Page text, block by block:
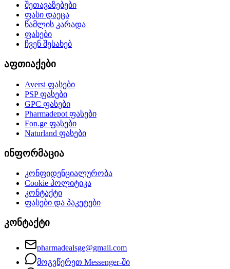
შეთავაზებები
ფასი დაეცა
წამლის კარადა
ფასები
ჩვენ შესახებ
აფთიაქები
Aversi ფასები
PSPფასები
GPC ფასები
Pharmadepot ფასები
Fon.ge ფასები
Naturland ფასები
ინფორმაცია
კონფიდენციალურობა
Cookie პოლიტიკა
კონტაქტი
ფასები და პაკეტები
კონტაქტი
pharmadealsge@gmail.com
მოგვწერეთ Messenger-ში